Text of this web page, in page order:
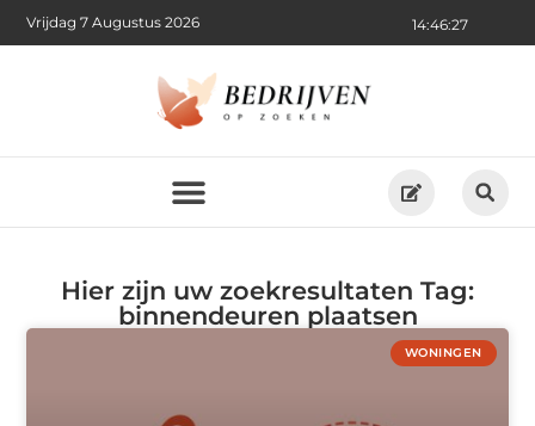
14:46:27
Vrijdag 7 Augustus 2026
Hier zijn uw zoekresultaten Tag:
binnendeuren plaatsen
WONINGEN